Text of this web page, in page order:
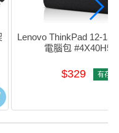
Lenovo ThinkPad 12-
電腦包
$329 有存貨